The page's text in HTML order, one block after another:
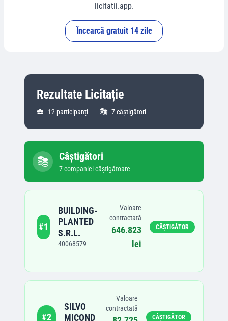
licitatii.app.
Încearcă gratuit 14 zile
Rezultate Licitație
12 participanți 7câștigători
Câștigători
7companieicâștigătoare
#1
BUILDING-
PLANTED
S.R.L.
40068579
Valoare
contractată
646.823
lei
CÂȘTIGĂTOR
#2
SILVO
MICOND
Valoare
contractată
CÂȘTIGĂTOR